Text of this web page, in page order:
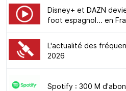
Disney+ et DAZN
foot espagnol... en
L'actualité des
2026
Spotify : 300 M